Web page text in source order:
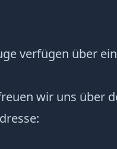
verfügen über
wir uns über